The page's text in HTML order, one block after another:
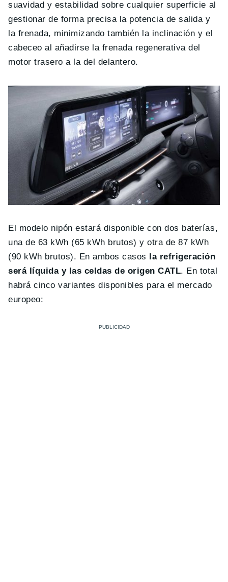
suavidad y estabilidad sobre cualquier superficie al
gestionar de forma precisa la potencia de salida y
la frenada, minimizando también la inclinación y el
cabeceo al añadirse la frenada regenerativa del
motor trasero a la del delantero.
El modelo nipón estará disponible con dos baterías,
una de 63 kWh (65 kWh brutos) y otra de 87 kWh
(90 kWh brutos). En ambos casos la refrigeración
será líquida y las celdas de origen CATL. En total
habrá cinco variantes disponibles para el mercado
europeo: